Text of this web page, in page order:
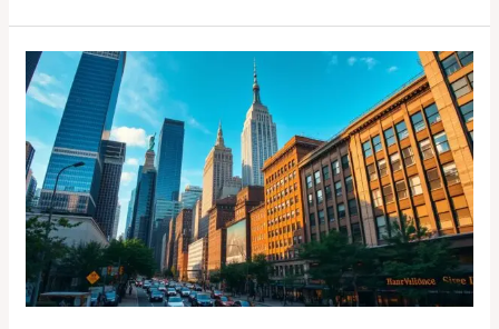
Cuáles
son
las
ciudades
más
turísticas
del
estado
de
NY